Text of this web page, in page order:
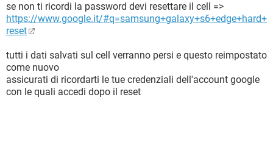
se non ti ricordi la password devi resettare il cell =>
https://www.google.it/#q=samsung+galaxy+s6+edge+hard+
reset
tutti i dati salvati sul cell verranno persi e questo reimpostato
come nuovo
assicurati di ricordarti le tue credenziali dell'account google
con le quali accedi dopo il reset